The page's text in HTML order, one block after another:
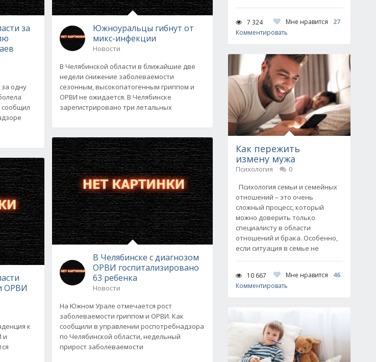
за
одну
сообщил
ОРВИ
к
и
Южноуральцы гибнут от
микс-инфекции
Новости
В Челябинской области в ближайшие две
недели снижение заболеваемости
сезонным, высокопатогенным гриппом и
ОРВИ не ожидается. В Челябинске
зарегистрировано три летальных
В Челябинске с диагнозом
ОРВИ госпитализировано
63 ребенка
Новости
На Южном Урале отмечается рост
заболеваемости гриппом и ОРВИ. Как
сообщили в управлении роспотребнадзора
по Челябинской области, недельный
прирост заболеваемости
7 324 Мне нравится
27
Комментировать
Как пережить
измену мужа
Психология
0
Психология семьи и семейных
отношений – это очень
сложный процесс, который
можно доверить только
специалисту в области
отношений и брака. Особенно,
если ситуация в семье не
10 667 Мне нравится
46
Комментировать